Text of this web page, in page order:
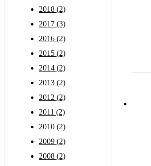
2018 (2)
2017 (3)
2016 (2)
2015 (2)
2014 (2)
2013 (2)
2012 (2)
2011 (2)
2010 (2)
2009 (2)
2008 (2)